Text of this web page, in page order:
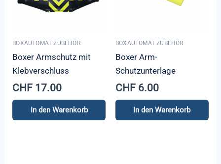
BOXAUTOMAT ZUBEHÖR
Boxer Armschutz mit
Klebverschluss
CHF 17.00
In den Warenkorb
BOXAUTOMAT ZUBEHÖR
Boxer Arm-
Schutzunterlage
CHF 6.00
In den Warenkorb